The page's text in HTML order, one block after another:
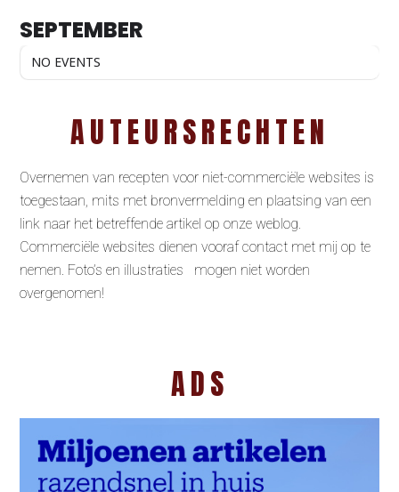
SEPTEMBER
NO EVENTS
AUTEURSRECHTEN
Overnemen van recepten voor niet-commerciële websites is
toegestaan, mits met bronvermelding en plaatsing van een
link naar het betreffende artikel op onze weblog.
Commerciële websites dienen vooraf contact met mij op te
nemen. Foto’s en illustraties mogen niet worden
overgenomen!
ADS